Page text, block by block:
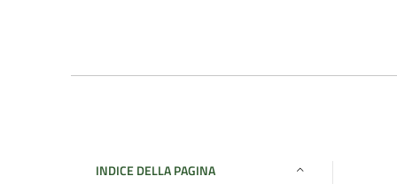
INDICE DELLA PAGINA